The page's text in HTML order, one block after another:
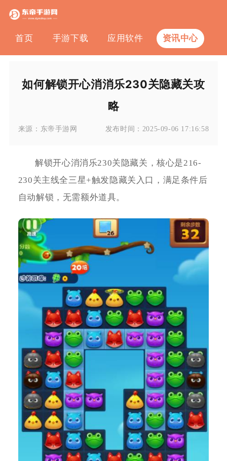
首页 手游下载 应用软件 资讯中心
如何解锁开心消消乐230关隐藏关攻
略
来源： 东帝手游网 发布时间： 2025-09-06 17:16:58
解锁开心消消乐230关隐藏关，核心是216-
230关主线全三星+触发隐藏关入口，满足条件后
自动解锁，无需额外道具。